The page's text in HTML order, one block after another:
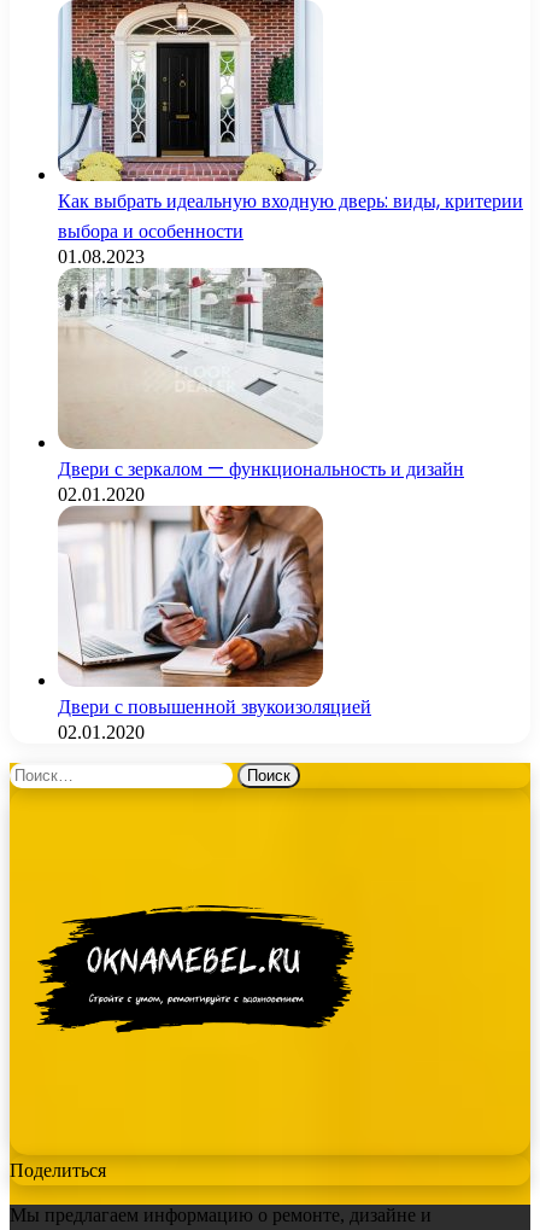
Как выбрать идеальную входную дверь: виды, критерии
выбора и особенности
01.08.2023
Двери с зеркалом — функциональность и дизайн
02.01.2020
Двери с повышенной звукоизоляцией
02.01.2020
Найти:
Поделиться
Мы предлагаем информацию о ремонте, дизайне и